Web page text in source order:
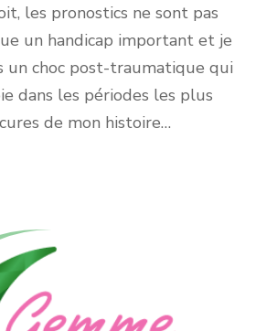
les pronostics ne sont pas
un handicap important et je
un choc post-traumatique qui
dans les périodes les plus
de mon histoire…